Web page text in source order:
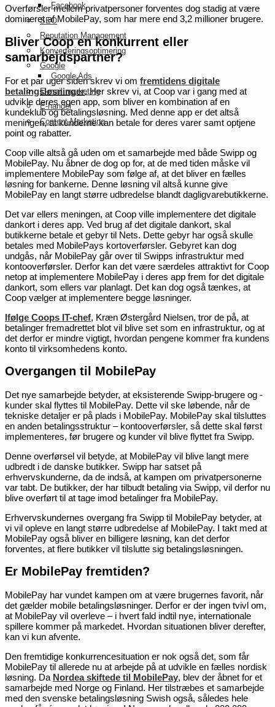
Facebook
SEO
Reputation Management
Konverteringsoptimering
Google
Google Ads
E-mail marketing
E-handel
Content Marketing
Overførsler mellem privatpersoner forventes dog stadig at være
domineret af MobilePay, som har mere end 3,2 millioner brugere.
Bliver Coop en konkurrent eller
samarbejdspartner?
For et par uger siden skrev vi om fremtidens digitale
betalingsløsninger. Her skrev vi, at Coop var i gang med at
udvikle deres egen app, som bliver en kombination af en
kundeklub og betalingsløsning. Med denne app er det altså
meningen, at kunderne kan betale for deres varer samt optjene
point og rabatter.
Coop ville altså gå uden om et samarbejde med både Swipp og
MobilePay. Nu åbner de dog op for, at de med tiden måske vil
implementere MobilePay som følge af, at det bliver en fælles
løsning for bankerne. Denne løsning vil altså kunne give
MobilePay en langt større udbredelse blandt dagligvarebutikkerne.
Det var ellers meningen, at Coop ville implementere det digitale
dankort i deres app. Ved brug af det digitale dankort, skal
butikkerne betale et gebyr til Nets. Dette gebyr har også skulle
betales med MobilePays kortoverførsler. Gebyret kan dog
undgås, når MobilePay går over til Swipps infrastruktur med
kontooverførsler. Derfor kan det være særdeles attraktivt for Coop
netop at implementere MobilePay i deres app frem for det digitale
dankort, som ellers var planlagt. Det kan dog også tænkes, at
Coop vælger at implementere begge løsninger.
Ifølge Coops IT-chef, Kræn Østergård Nielsen, tror de på, at
betalinger fremadrettet blot vil blive set som en infrastruktur, og at
det derfor er mindre vigtigt, hvordan pengene kommer fra kundens
konto til virksomhedens konto.
Overgangen til MobilePay
Det nye samarbejde betyder, at eksisterende Swipp-brugere og -
kunder skal flyttes til MobilePay. Dette vil ske løbende, når de
tekniske detaljer er på plads i MobilePay. MobilePay skal tilsluttes
en anden betalingsstruktur – kontooverførsler, så dette skal først
implementeres, før brugere og kunder vil blive flyttet fra Swipp.
Denne overførsel vil betyde, at MobilePay vil blive langt mere
udbredt i de danske butikker. Swipp har satset på
erhvervskunderne, da de indså, at kampen om privatpersonerne
var tabt. De butikker, der har tilbudt betaling via Swipp, vil derfor nu
blive overført til at tage imod betalinger fra MobilePay.
Erhvervskundernes overgang fra Swipp til MobilePay betyder, at
vi vil opleve en langt større udbredelse af MobilePay. I takt med at
MobilePay også bliver en billigere løsning, kan det derfor
forventes, at flere butikker vil tilslutte sig betalingsløsningen.
Er MobilePay fremtiden?
MobilePay har vundet kampen om at være brugernes favorit, når
det gælder mobile betalingsløsninger. Derfor er der ingen tvivl om,
at MobilePay vil overleve – i hvert fald indtil nye, internationale
spillere kommer på markedet. Hvordan situationen bliver derefter,
kan vi kun afvente.
Den fremtidige konkurrencesituation er nok også det, som får
MobilePay til allerede nu at arbejde på at udvikle en fælles nordisk
løsning. Da Nordea skiftede til MobilePay, blev der åbnet for et
samarbejde med Norge og Finland. Her tilstræbes et samarbejde
med den svenske betalingsløsning Swish også, således hele